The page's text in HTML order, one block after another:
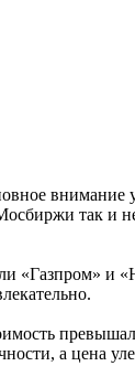
внимание
так и
«Газпром» и
а цена